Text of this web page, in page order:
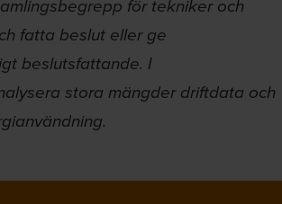
för tekniker och
fatta beslut eller ge
beslutsfattande. I
stora mängder driftdata och